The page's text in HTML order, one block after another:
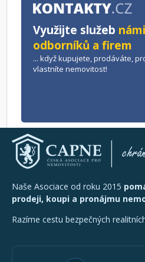
Využijte služeb
odborníků a firem
... když kupujete, prodáváte,
vlastníte nemovitost!
Naše Asociace od roku 2015
prodeji, koupi a pronájmu
Razíme cestu bezpečných